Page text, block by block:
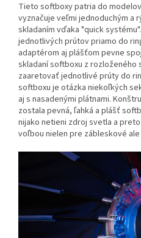
Tieto softboxy patria do
vyznačuje veľmi jednoduchým a
skladaním vďaka "quick
jednotlivých prútov priamo do
adaptérom aj plášťom pevne
skladaní softboxu z rozloženého
zaaretovať jednotlivé prúty do
softboxu je otázka niekoľkých
aj s nasadenými plátnami.
zostala pevná, ľahká a plášť
nijako netieni zdroj svetla a
voľbou nielen pre zábleskové ale